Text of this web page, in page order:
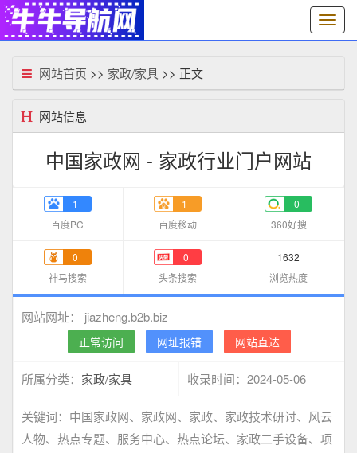
切
换
网站首页 >> 家政/家具 >> 正文
网站信息
中国家政网 - 家政行业门户网站
1
百度PC
1-
百度移动
0
360好搜
0
神马搜索
0
头条搜索
1632
浏览热度
网站网址： jiazheng.b2b.biz
正常访问 网址报错 网站直达
所属分类： 家政/家具 收录时间： 2024-05-06
关键词： 中国家政网、家政网、家政、家政技术研讨、风云
人物、热点专题、服务中心、热点论坛、家政二手设备、项